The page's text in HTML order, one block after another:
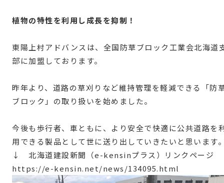
植物の特性を利用し成長を抑制！
東陽上村アドバンスは、全国防草ブロック工業会北海道
部に加盟しております。
昨年より、道路の草刈りなど維持管理を軽減できる「防
ブロック」の取り扱いを始めました。
今後も歩行者、車ともに、より安全で快適に公共道路を
用できる製品として世に送り出していきたいと思います
↓ 北海道建設新聞（e-kensinプラス）リンクページ
https://e-kensin.net/news/134095.html